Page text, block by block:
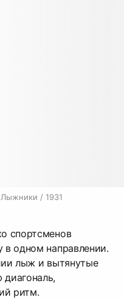
/ 1931
спортсменов
одном направлении.
лыж и вытянутые
ритм.